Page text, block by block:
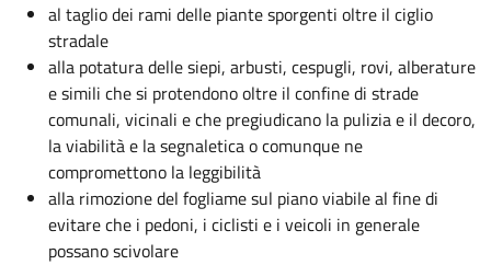
al taglio dei rami delle piante sporgenti oltre il ciglio
stradale
alla potatura delle siepi, arbusti, cespugli, rovi, alberature
e simili che si protendono oltre il confine di strade
comunali, vicinali e che pregiudicano la pulizia e il decoro,
la viabilità e la segnaletica o comunque ne
compromettono la leggibilità
alla rimozione del fogliame sul piano viabile al fine di
evitare che i pedoni, i ciclisti e i veicoli in generale
possano scivolare